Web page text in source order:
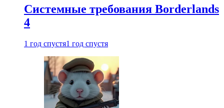
Системные требования Borderlands
4
1 год спустя1 год спустя